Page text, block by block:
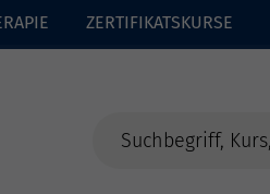
ZERTIFIKATSKURSE